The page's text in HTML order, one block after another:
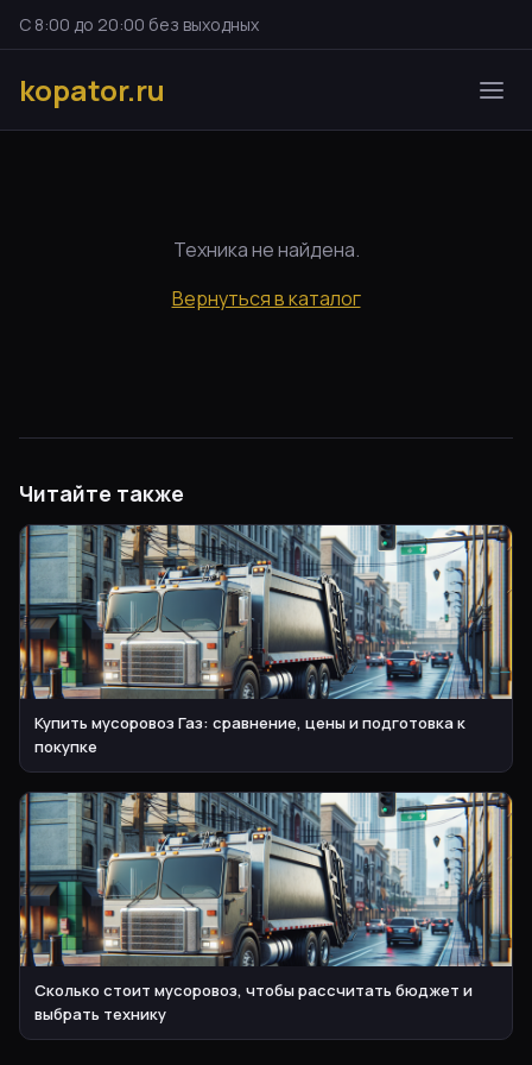
С 8:00 до 20:00 без выходных
kopator.ru
Техника не найдена.
Вернуться в каталог
Читайте также
Купить мусоровоз Газ: сравнение, цены и подготовка к
покупке
Сколько стоит мусоровоз, чтобы рассчитать бюджет и
выбрать технику